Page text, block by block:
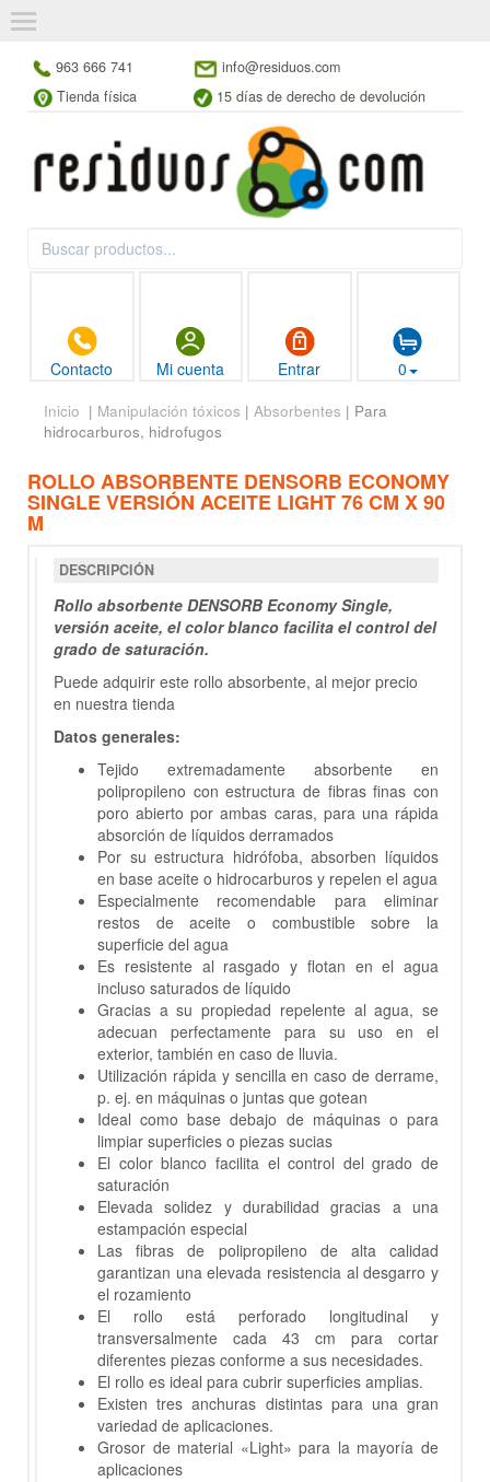
963 666 741
info@residuos.com
Tienda física
15 días de derecho de devolución
Contacto Mi cuenta Entrar 0
Inicio | Manipulación tóxicos | Absorbentes | Para
hidrocarburos, hidrofugos
ROLLO ABSORBENTE DENSORB ECONOMY
SINGLE VERSIÓN ACEITE LIGHT 76 CM X 90
M
DESCRIPCIÓN
Rollo absorbente DENSORB Economy Single,
versión aceite, el color blanco facilita el control del
grado de saturación.
Puede adquirir este rollo absorbente, al mejor precio
en nuestra tienda
Datos generales:
Tejido extremadamente absorbente en
polipropileno con estructura de fibras finas con
poro abierto por ambas caras, para una rápida
absorción de líquidos derramados
Por su estructura hidrófoba, absorben líquidos
en base aceite o hidrocarburos y repelen el agua
Especialmente recomendable para eliminar
restos de aceite o combustible sobre la
superficie del agua
Es resistente al rasgado y flotan en el agua
incluso saturados de líquido
Gracias a su propiedad repelente al agua, se
adecuan perfectamente para su uso en el
exterior, también en caso de lluvia.
Utilización rápida y sencilla en caso de derrame,
p. ej. en máquinas o juntas que gotean
Ideal como base debajo de máquinas o para
limpiar superficies o piezas sucias
El color blanco facilita el control del grado de
saturación
Elevada solidez y durabilidad gracias a una
estampación especial
Las fibras de polipropileno de alta calidad
garantizan una elevada resistencia al desgarro y
el rozamiento
El rollo está perforado longitudinal y
transversalmente cada 43 cm para cortar
diferentes piezas conforme a sus necesidades.
El rollo es ideal para cubrir superficies amplias.
Existen tres anchuras distintas para una gran
variedad de aplicaciones.
Grosor de material «Light» para la mayoría de
aplicaciones